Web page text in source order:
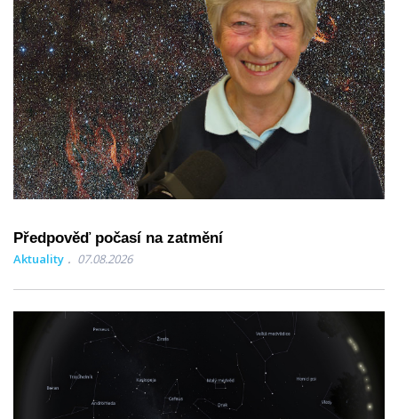
Předpověď počasí na zatmění
Aktuality 07.08.2026